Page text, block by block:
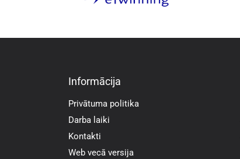
Informācija
Privātuma politika
Darba laiki
Kontakti
Web vecā versija